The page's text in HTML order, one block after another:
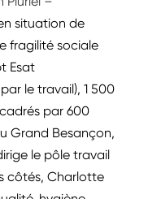
situation de
fragilité sociale
Esat
le travail), 1 500
par 600
Grand Besançon,
le pôle travail
côtés, Charlotte